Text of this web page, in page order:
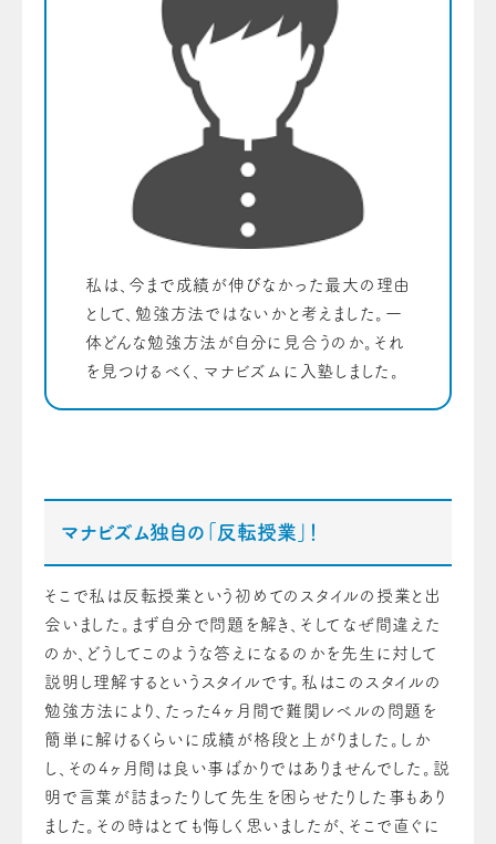
私は、今まで成績が伸びなかった最大の理由
として、勉強方法ではないかと考えました。一
体どんな勉強方法が自分に見合うのか。それ
を見つけるべく、マナビズムに入塾しました。
マナビズム独自の「反転授業」！
そこで私は反転授業という初めてのスタイルの授業と出
会いました。まず自分で問題を解き、そしてなぜ間違えた
のか、どうしてこのような答えになるのかを先生に対して
説明し理解するというスタイルです。私はこのスタイルの
勉強方法により、たった4ヶ月間で難関レベルの問題を
簡単に解けるくらいに成績が格段と上がりました。しか
し、その4ヶ月間は良い事ばかりではありませんでした。説
明で言葉が詰まったりして先生を困らせたりした事もあり
ました。その時はとても悔しく思いましたが、そこで直ぐに